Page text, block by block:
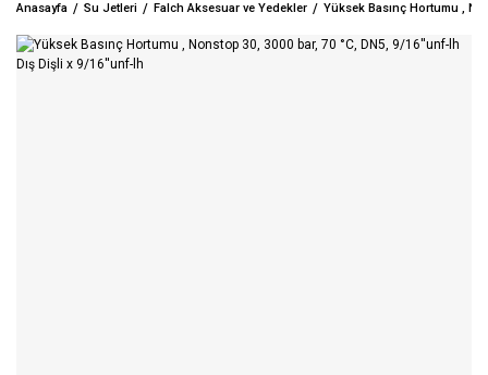
Anasayfa Su Jetleri Falch Aksesuar ve Yedekler Yüksek Basınç Hortumu ,